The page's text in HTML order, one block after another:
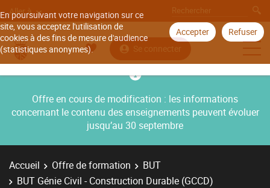
En poursuivant votre navigation sur ce
site, vous acceptez l'utilisation de
cookies à des fins de mesure d'audience
(statistiques anonymes).
Accepter Refuser
Aller à
Se connecter
Offre en cours de modification : les informations
concernant le contenu des enseignements peuvent évoluer
jusqu’au 30 septembre
Accueil Offre de formation
BUT
BUT Génie Civil - Construction Durable (GCCD)